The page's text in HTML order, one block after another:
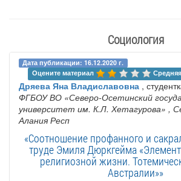
Социология
Дата публикации: 16.12.2020 г.
Оцените материал
Дряева Яна Владиславовна ,
ФГБОУ ВО «Северо-Осетинский
университет им. К.Л. Хетагурова» ,
Алания Респ
«Соотношение профанного и
труде Эмиля Дюркгейма
религиозной жизни.
Австралии»»